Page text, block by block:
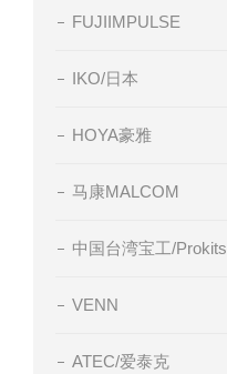
FUJIIMPULSE
IKO/日本
HOYA豪雅
马康MALCOM
中国台湾宝工/Prokits
VENN
ATEC/爱泰克